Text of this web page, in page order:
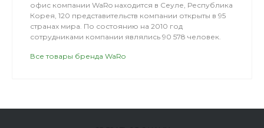
офис компании WaRo находится в Сеуле, Республика
Корея, 120 представительств компании открыты в 95
странах мира. По состоянию на 2010 год
сотрудниками компании являлись 90 578 человек.
Все товары бренда WaRo